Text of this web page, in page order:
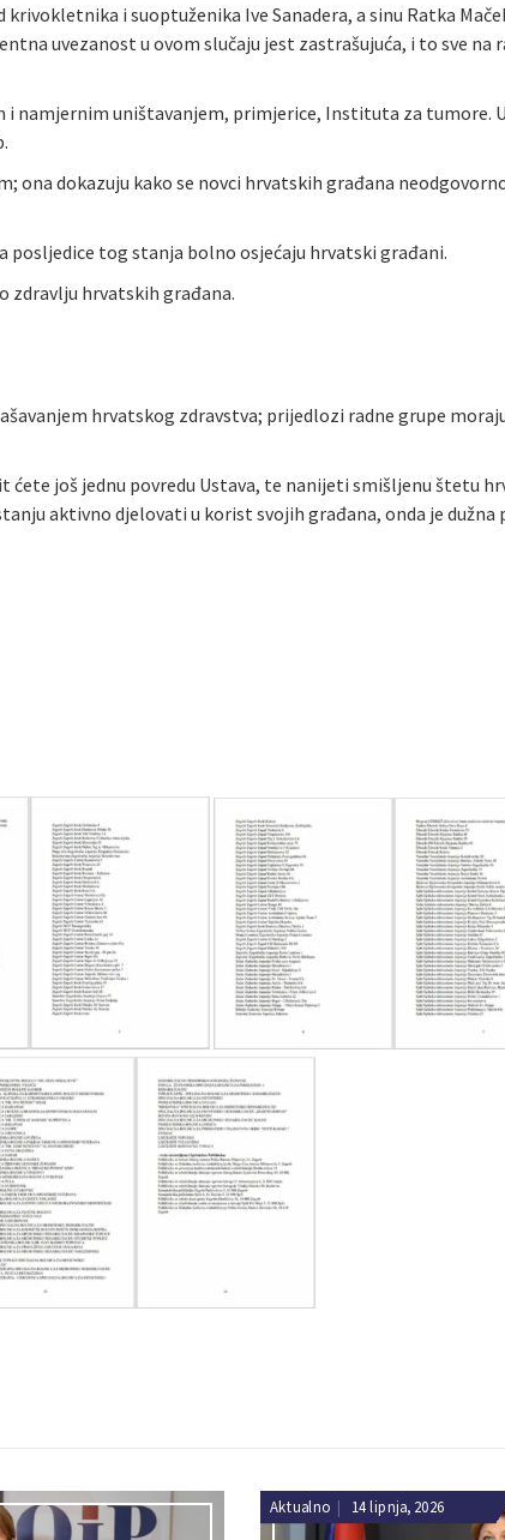
i suoptuženika Ive Sanadera, a sinu Ratka
uvezanost u ovom slučaju jest zastrašujuća, i to sve na
i namjernim uništavanjem, primjerice, Instituta za
ona dokazuju kako se novci hrvatskih građana
tog stanja bolno osjećaju hrvatski građani.
zdravlju hrvatskih građana.
hrvatskog zdravstva; prijedlozi radne grupe
još jednu povredu Ustava, te nanijeti smišljenu štetu
aktivno djelovati u korist svojih građana, onda je dužna
Aktualno 14 lipnja, 2026